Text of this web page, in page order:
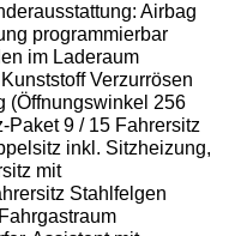
Airbag
programmierbar
im Laderaum
Verzurrösen
(Öffnungswinkel 256
Paket 9 / 15 Fahrersitz
inkl. Sitzheizung,
mit
Stahlfelgen